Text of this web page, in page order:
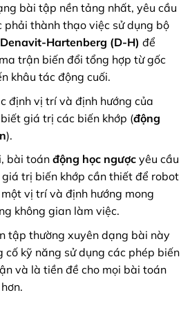
bài tập nền tảng nhất, yêu cầu
phải thành thạo việc sử dụng bộ
Denavit-Hartenberg (D-H) để
trận biến đổi tổng hợp từ gốc
khâu tác động cuối.
định vị trí và định hướng của
giá trị các biến khớp (động
).
bài toánđộng học ngượcyêu cầu
trị biến khớp cần thiết để robot
vị trí và định hướng mong
không gian làm việc.
tập thường xuyên dạng bài này
cố kỹ năng sử dụng các phép biến
và là tiền đề cho mọi bài toán